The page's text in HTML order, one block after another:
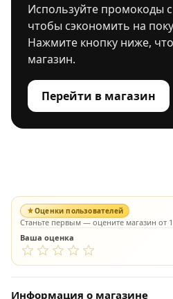
Используйте промокоды
чтобы сэкономить на
Нажмите кнопку ниже,
магазин.
Перейти в магазин
Оценки пользователей
Станьте первым — оцените магазин от 1
Ваша оценка
Информация о магазине